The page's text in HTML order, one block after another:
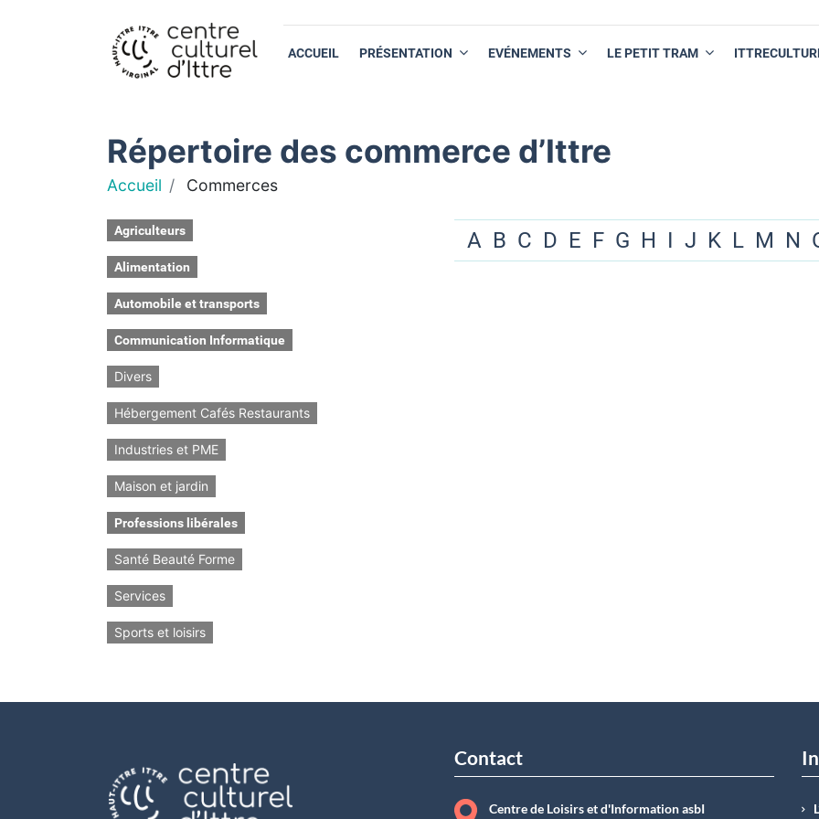
ACCUEIL PRÉSENTATION EVÉNEMENTS LE PETIT TRAM
Répertoire des commerce d’Ittre
Accueil Commerces
Agriculteurs
Alimentation
Automobile et transports
Communication Informatique
Divers
Hébergement Cafés Restaurants
Industries et PME
Maison et jardin
Professions libérales
Santé Beauté Forme
Services
Sports et loisirs
A B C D E F G H I J K L M N
Contact
Centre de Loisirs et d'Information asbI